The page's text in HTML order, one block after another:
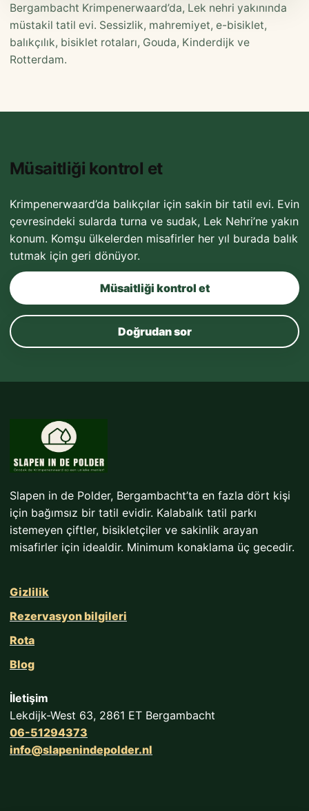
Bergambacht Krimpenerwaard’da, Lek nehri yakınında
müstakil tatil evi. Sessizlik, mahremiyet, e-bisiklet,
balıkçılık, bisiklet rotaları, Gouda, Kinderdijk ve
Rotterdam.
Müsaitliği kontrol et
Krimpenerwaard’da balıkçılar için sakin bir tatil evi. Evin
çevresindeki sularda turna ve sudak, Lek Nehri’ne yakın
konum. Komşu ülkelerden misafirler her yıl burada balık
tutmak için geri dönüyor.
Müsaitliği kontrol et
Doğrudan sor
Slapen in de Polder, Bergambacht’ta en fazla dört kişi
için bağımsız bir tatil evidir. Kalabalık tatil parkı
istemeyen çiftler, bisikletçiler ve sakinlik arayan
misafirler için idealdir. Minimum konaklama üç gecedir.
Gizlilik
Rezervasyon bilgileri
Rota
Blog
İletişim
Lekdijk-West 63, 2861 ET Bergambacht
06-51294373
info@slapenindepolder.nl